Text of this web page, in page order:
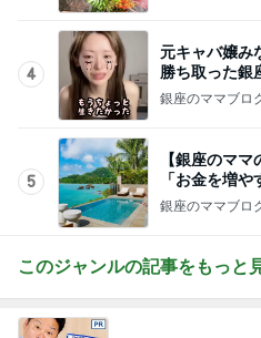
このジャンルの記事をもっと
レジェンド松下のな
Amebaトピックス 1
Amebaトピックス 1